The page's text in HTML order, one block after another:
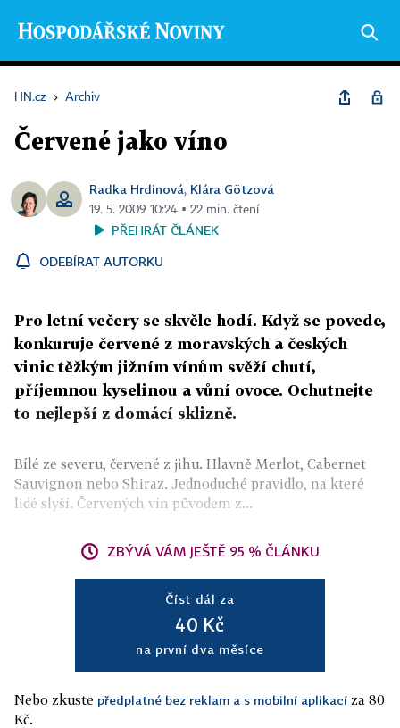
HN.cz › Archiv
Červené jako víno
Radka Hrdinová, Klára Götzová
19. 5. 2009 10:24 ▪ 22 min. čtení
PŘEHRÁT ČLÁNEK
ODEBÍRAT AUTORKU
Pro letní večery se skvěle hodí. Když se povede,
konkuruje červené z moravských a českých
vinic těžkým jižním vínům svěží chutí,
příjemnou kyselinou a vůní ovoce. Ochutnejte
to nejlepší z domácí sklizně.
Bílé ze severu, červené z jihu. Hlavně Merlot, Cabernet
Sauvignon nebo Shiraz. Jednoduché pravidlo, na které
lidé slyší. Červených vín původem z...
ZBÝVÁ VÁM JEŠTĚ 95 % ČLÁNKU
Číst dál za
40 Kč
na první dva měsíce
Nebo zkuste předplatné bez reklam a s mobilní aplikací za 80
Kč.